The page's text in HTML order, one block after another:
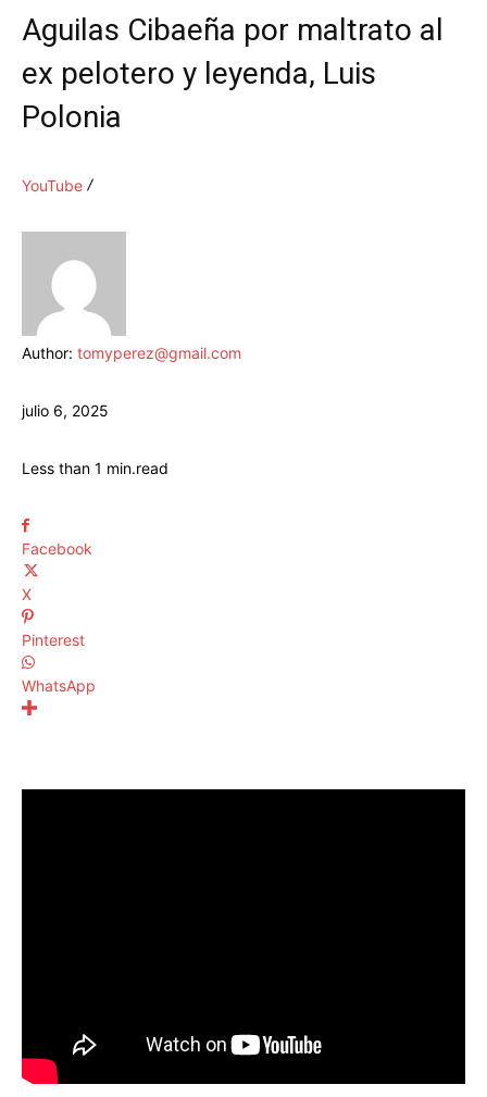
Aguilas Cibaeña por maltrato al
ex pelotero y leyenda, Luis
Polonia
YouTube
Author: tomyperez@gmail.com
julio 6, 2025
Less than 1 min.read
Facebook
X
Pinterest
WhatsApp